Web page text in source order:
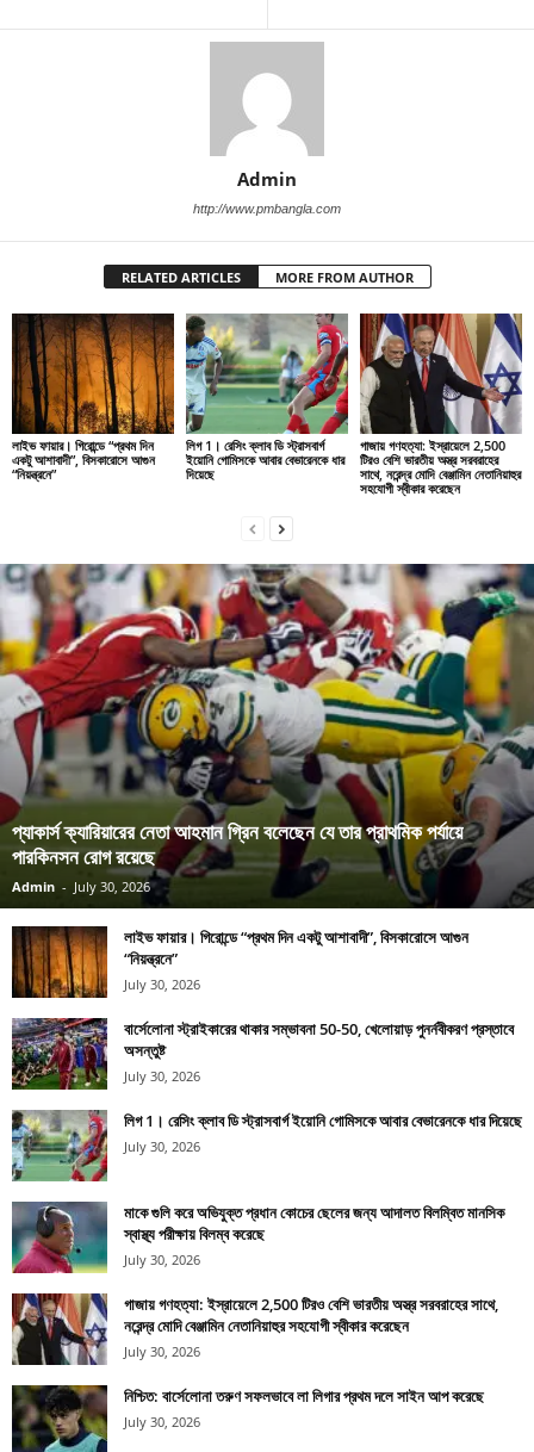
Admin
http://www.pmbangla.com
RELATED ARTICLES MORE FROM AUTHOR
লাইভ ফায়ার। গিরোন্ডে “প্রথম দিন
একটু আশাবাদী”, বিসকারোসে আগুন
“নিয়ন্ত্রনে”
লিগ 1। রেসিং ক্লাব ডি স্ট্রাসবার্গ
ইয়োনি গোমিসকে আবার বেভারেনকে ধার
দিয়েছে
গাজায় গণহত্যা: ইস্রায়েলে 2,500
টিরও বেশি ভারতীয় অস্ত্র সরবরাহের
সাথে, নরেন্দ্র মোদি বেঞ্জামিন নেতানিয়াহুর
সহযোগী স্বীকার করেছেন
প্যাকার্স ক্যারিয়ারের নেতা আহমান গ্রিন বলেছেন যে তার প্রাথমিক পর্যায়ে
পারকিনসন রোগ রয়েছে
Admin - July 30, 2026
লাইভ ফায়ার। গিরোন্ডে “প্রথম দিন একটু আশাবাদী”, বিসকারোসে আগুন
“নিয়ন্ত্রনে”
July 30, 2026
বার্সেলোনা স্ট্রাইকারের থাকার সম্ভাবনা 50-50, খেলোয়াড় পুনর্নবীকরণ প্রস্তাবে
অসন্তুষ্ট
July 30, 2026
লিগ 1। রেসিং ক্লাব ডি স্ট্রাসবার্গ ইয়োনি গোমিসকে আবার বেভারেনকে ধার দিয়েছে
July 30, 2026
মাকে গুলি করে অভিযুক্ত প্রধান কোচের ছেলের জন্য আদালত বিলম্বিত মানসিক
স্বাস্থ্য পরীক্ষায় বিলম্ব করেছে
July 30, 2026
গাজায় গণহত্যা: ইস্রায়েলে 2,500 টিরও বেশি ভারতীয় অস্ত্র সরবরাহের সাথে,
নরেন্দ্র মোদি বেঞ্জামিন নেতানিয়াহুর সহযোগী স্বীকার করেছেন
July 30, 2026
নিশ্চিত: বার্সেলোনা তরুণ সফলভাবে লা লিগার প্রথম দলে সাইন আপ করেছে
July 30, 2026